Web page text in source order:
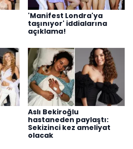
'Manifest Londra'ya
taşınıyor' iddialarına
açıklama!
Aslı Bekiroğlu
hastaneden paylaştı:
Sekizinci kez ameliyat
olacak